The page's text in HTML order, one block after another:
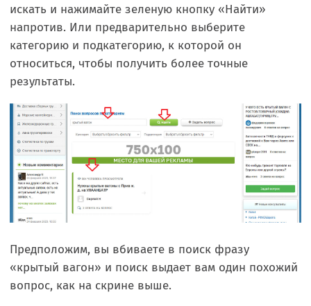
искать и нажимайте зеленую кнопку «Найти»
напротив. Или предварительно выберите
категорию и подкатегорию, к которой он
относиться, чтобы получить более точные
результаты.
Предположим, вы вбиваете в поиск фразу
«крытый вагон» и поиск выдает вам один похожий
вопрос, как на скрине выше.